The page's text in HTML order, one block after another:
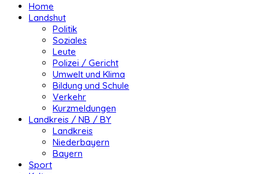
Home
Landshut
Politik
Soziales
Leute
Polizei / Gericht
Umwelt und Klima
Bildung und Schule
Verkehr
Kurzmeldungen
Landkreis / NB / BY
Landkreis
Niederbayern
Bayern
Sport